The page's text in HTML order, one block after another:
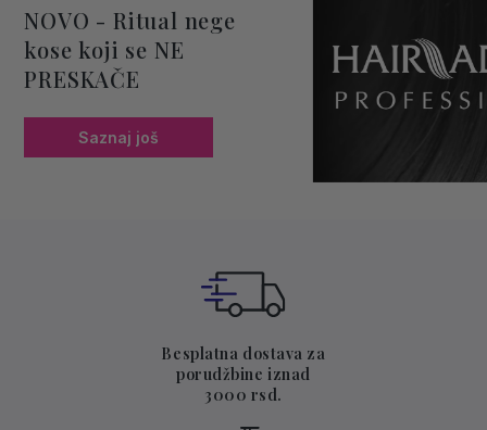
NOVO - Ritual nege
kose koji se NE
PRESKAČE
Saznaj još
Besplatna dostava za
porudžbine iznad
3000 rsd.